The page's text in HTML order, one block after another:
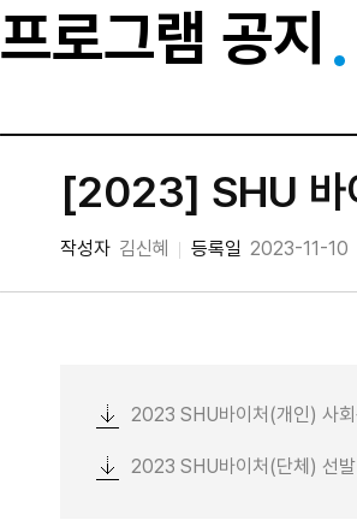
프로그램 공지
[2023] SHU 바
작성자 김신혜 등록일 2023-11-10
2023 SHU바이처(개인) 사
2023 SHU바이처(단체) 선